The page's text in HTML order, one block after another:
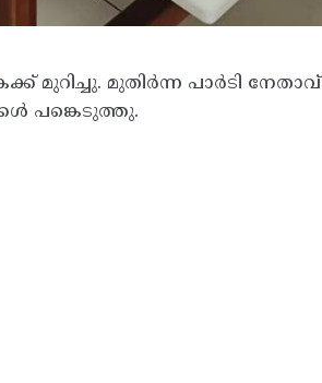
മുറിച്ചു. മുതിർന്ന പാർടി നേതാവ്
പങ്കെടുത്തു.